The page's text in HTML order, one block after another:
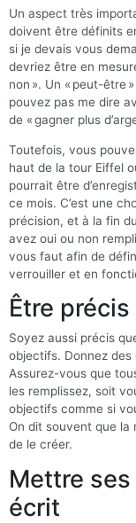
Un aspect très
doivent être définits
si je devais vous
devriez être en
non ». Un « peut-être
pouvez pas me dire
de « gagner plus
Toutefois, vous
haut de la tour Eiffel
pourrait être
ce mois. C’est une
précision, et à la fin
avez oui ou non
vous faut afin de
verrouiller et en
Être précis
Soyez aussi précis
objectifs. Donnez
Assurez-vous que
les remplissez, soit
objectifs comme si
On dit souvent que la
de le créer.
Mettre
écrit